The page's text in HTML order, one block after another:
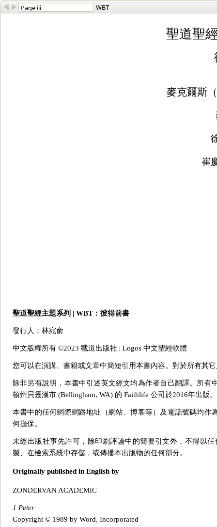
WBT
聖道聖
麥克爾斯
崔
聖道聖經主題系列 | WBT：彼得前書
發行人：林宛俞
中文版權所有 ©2023 載道出版社 | Logos 中文聖經軟體
您可以在演講、書籍或文章中簡短引用本書內容。對於所有其
除非另有說明，本書中引述英文經文均為作者自己翻譯。所
頓州貝靈漢市 (Bellingham, WA) 的 Faithlife 公司於2016年出版。
本書中的任何網際網路地址（網站、博客等）及電話號碼均
何擔保。
未經出版社事先許可，除印刷評論中的簡要引文外，不得以
製、在檢索系統中存儲，或傳播本出版物的任何部分。
Originally published in English by
ZONDERVAN ACADEMIC
1 Peter
Copyright © 1989 by Word, Incorporated